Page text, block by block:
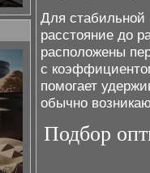
Для стабильной
расстояние до
расположены
с
помогает
обычно
Подбор